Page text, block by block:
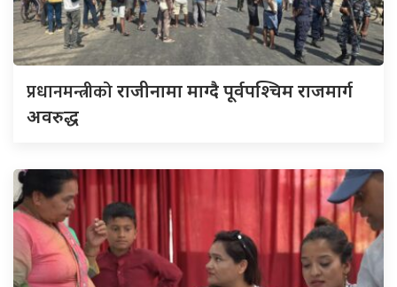
प्रधानमन्त्रीकोराजीनामा माग्दै पूर्वपश्चिम राजमार्ग
अवरुद्ध